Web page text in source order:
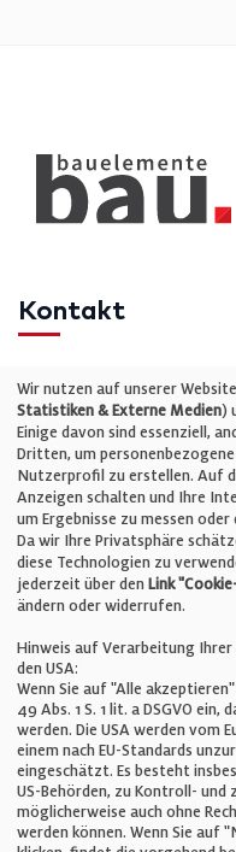
Kontakt
Telefon: +49 (0)711
E-Mail:
Unternehmen
Impressum
Cookie-Einstellungen
AGB
Wir nutzen auf unserer
Statistiken & Externe Medien)
Einige davon sind essenziell,
Dritten, um
Nutzerprofil zu erstellen. Auf
Anzeigen schalten und Ihre
um Ergebnisse zu messen
Da wir Ihre Privatsphäre
diese Technologien zu
jederzeit über den Link
ändern oder widerrufen.
Hinweis auf Verarbeitung
den USA:
Wenn Sie auf "Alle
49 Abs. 1 S. 1 lit. a DSGVO
werden. Die USA werden vom
einem nach EU-Standards
eingeschätzt. Es besteht
US-Behörden, zu Kontroll- und
möglicherweise auch ohne
werden können. Wenn Sie auf